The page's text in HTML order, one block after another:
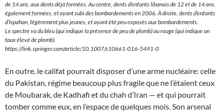
de 14 ans, aux dents déjà formées. Au centre, dents d’enfants libanais de 12 et de 14 ans,
également formées, et ayant subi des bombardements en 2006. À droite, dents d’enfants
d’Ispahan, légèrement plus jeunes, et ayant été peu exposés aux bombardements.
Le spectre va du bleu (qui indique la présence de peu de plomb) au rouge (qui indique un
taux élevé de plomb).
https://link.springer.com/article/10.1007/s10661-016-5491-0
En outre, le califat pourrait disposer d’une arme nucléaire: celle
du Pakistan, régime beaucoup plus fragile que ne l’étaient ceux
de Moubarak, de Kadhafi et du chah d’Iran — et qui pourrait
tomber comme eux, en l’espace de quelques mois. Son arsenal